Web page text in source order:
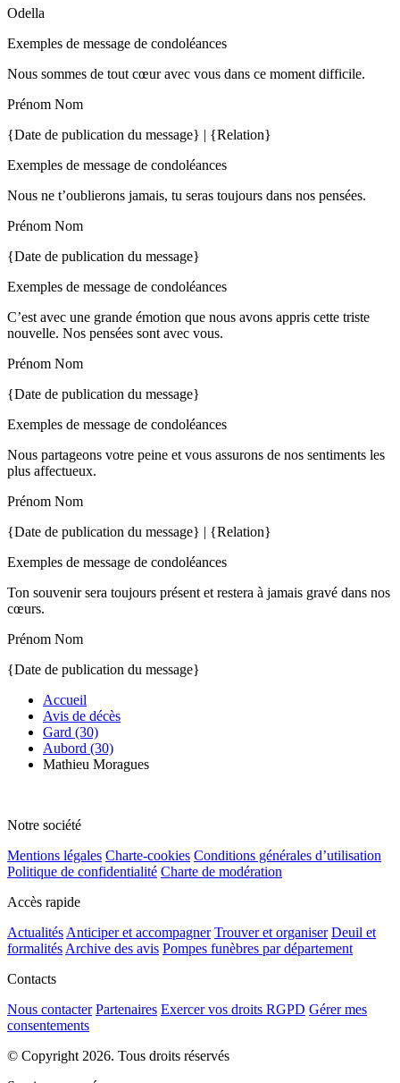
Odella
Exemples de message de condoléances
Nous sommes de tout cœur avec vous dans ce moment difficile.
Prénom Nom
{Date de publication du message} | {Relation}
Exemples de message de condoléances
Nous ne t’oublierons jamais, tu seras toujours dans nos pensées.
Prénom Nom
{Date de publication du message}
Exemples de message de condoléances
C’est avec une grande émotion que nous avons appris cette triste
nouvelle. Nos pensées sont avec vous.
Prénom Nom
{Date de publication du message}
Exemples de message de condoléances
Nous partageons votre peine et vous assurons de nos sentiments les
plus affectueux.
Prénom Nom
{Date de publication du message} | {Relation}
Exemples de message de condoléances
Ton souvenir sera toujours présent et restera à jamais gravé dans nos
cœurs.
Prénom Nom
{Date de publication du message}
Accueil
Avis de décès
Gard (30)
Aubord (30)
Mathieu Moragues
Notre société
Mentions légales Charte-cookies Conditions générales d’utilisation
Politique de confidentialité Charte de modération
Accès rapide
Actualités Anticiper et accompagner Trouver et organiser Deuil et
formalités Archive des avis Pompes funèbres par département
Contacts
Nous contacter Partenaires Exercer vos droits RGPD Gérer mes
consentements
© Copyright 2026. Tous droits réservés